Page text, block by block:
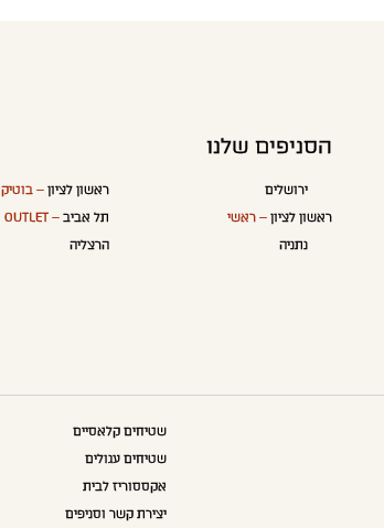
הסניפים שלנו
ירושלים
ראשון לציון – ראשי
נתניה
ראשון לציון– בוטיק
תל אביב– OUTLET
הרצליה
שטיחים קלאסיים
שטיחים עגולים
אקססוריז לבית
יצירת קשר וסניפים